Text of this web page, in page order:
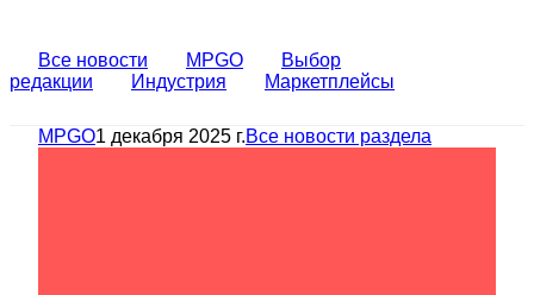
Все новости MPGO
Выбор
редакции
Индустрия Маркетплейсы
MPGO1 декабря 2025 г.Все новости раздела